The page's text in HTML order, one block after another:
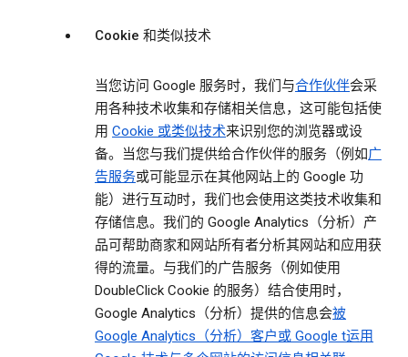
Cookie 和类似技术
当您访问 Google 服务时，我们与合作伙伴会采
用各种技术收集和存储相关信息，这可能包括使
用 Cookie 或类似技术来识别您的浏览器或设
备。当您与我们提供给合作伙伴的服务（例如广
告服务或可能显示在其他网站上的 Google 功
能）进行互动时，我们也会使用这类技术收集和
存储信息。我们的 Google Analytics（分析）产
品可帮助商家和网站所有者分析其网站和应用获
得的流量。与我们的广告服务（例如使用
DoubleClick Cookie 的服务）结合使用时，
Google Analytics（分析）提供的信息会被
Google Analytics（分析）客户或 Google t运用